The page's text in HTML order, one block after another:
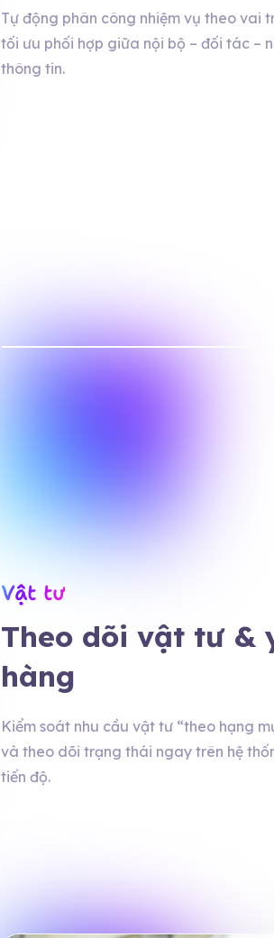
Tự động phân công nhiệm vụ theo vai
tối ưu phối hợp giữa nội bộ – đối tác –
thông tin.
Vật tư
Theo dõi vật tư &
hàng
Kiểm soát nhu cầu vật tư “theo hạng
và theo dõi trạng thái ngay trên hệ
tiến độ.